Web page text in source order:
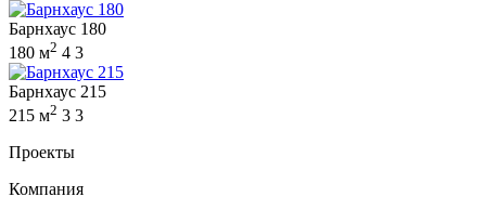
Барнхаус 180
180 м2 4 3
Барнхаус 215
215 м2 3 3
Проекты
Компания